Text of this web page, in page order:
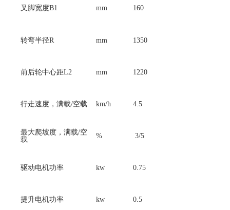
叉脚宽度B1 mm 160
转弯半径R mm 1350
前后轮中心距L2 mm 1220
行走速度，满载/空载 km/h 4.5
最大爬坡度，满载/空
载
% 3/5
驱动电机功率 kw 0.75
提升电机功率 kw 0.5